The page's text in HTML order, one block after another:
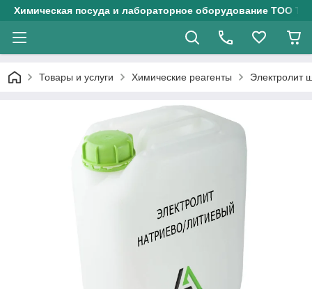
Химическая посуда и лабораторное оборудование ТОО
Товары и услуги Химические реагенты Электролит